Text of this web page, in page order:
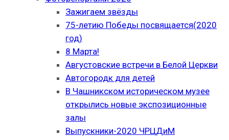
Зажигаем звёзды
75-летию Победы посвящается(2020
год)
8 Марта!
Августовские встречи в Белой Церкви
Автогородк для детей
В Чашникском историческом музее
открылись новые экспозиционные
залы
Выпускники-2020 ЧРЦДиМ